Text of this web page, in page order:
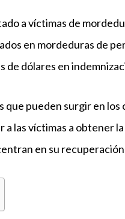
a víctimas de
en mordeduras de
de dólares en
que pueden surgir en los
las víctimas a obtener
en su